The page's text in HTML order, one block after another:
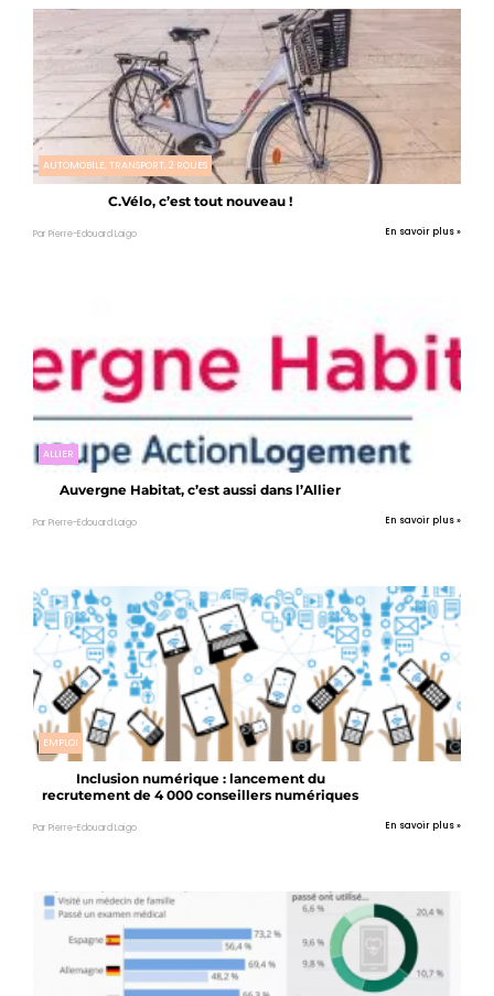
AUTOMOBILE, TRANSPORT, 2 ROUES
C.Vélo, c’est tout nouveau !
Par Pierre-Edouard Laigo En savoir plus »
ALLIER
Auvergne Habitat, c’est aussi dans l’Allier
Par Pierre-Edouard Laigo En savoir plus »
EMPLOI
Inclusion numérique : lancement du
recrutement de 4 000 conseillers numériques
Par Pierre-Edouard Laigo En savoir plus »